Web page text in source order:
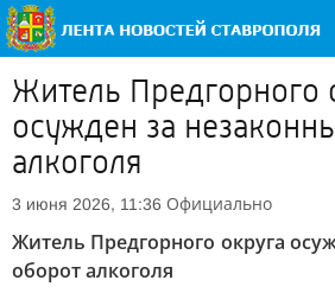
Житель Предгорного
осужден за
алкоголя
3 июня 2026, 11:36 Официально
Житель Предгорного округа
оборот алкоголя